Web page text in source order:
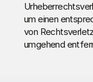
um einen
von
umgehend